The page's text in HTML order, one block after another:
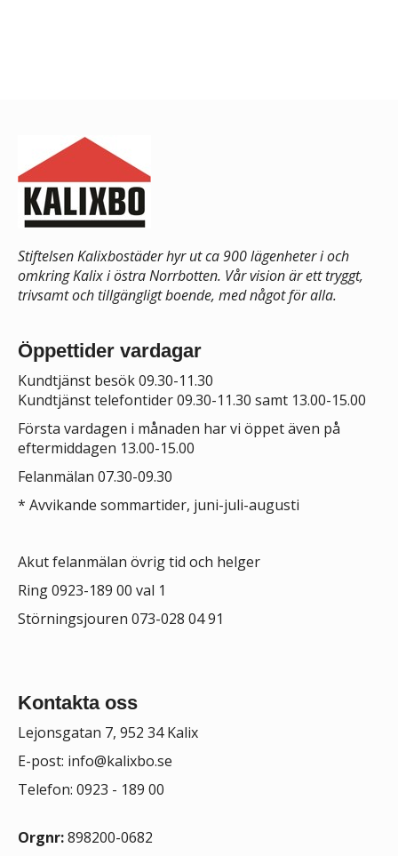
Stiftelsen Kalixbostäder hyr ut ca 900 lägenheter i och
omkring Kalix i östra Norrbotten. Vår vision är ett tryggt,
trivsamt och tillgängligt boende, med något för alla.
Öppettider vardagar
Kundtjänst besök 09.30-11.30
Kundtjänst telefontider 09.30-11.30 samt 13.00-15.00
Första vardagen i månaden har vi öppet även på
eftermiddagen 13.00-15.00
Felanmälan 07.30-09.30
* Avvikande sommartider, juni-juli-augusti
Akut felanmälan övrig tid och helger
Ring 0923-189 00 val 1
Störningsjouren 073-028 04 91
Kontakta oss
Lejonsgatan 7, 952 34 Kalix
E-post: info@kalixbo.se
Telefon: 0923 - 189 00
Orgnr:898200-0682